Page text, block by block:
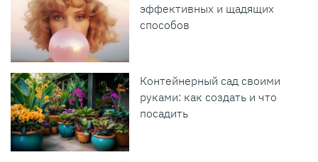
эффективных и щадящих
способов
Контейнерный сад своими
руками: как создать и что
посадить